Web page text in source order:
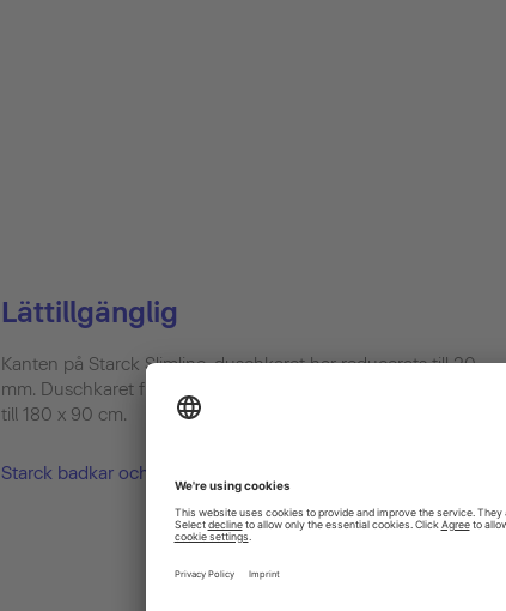
Lättillgänglig
Kanten på Starck Slimline-duschkaret har reducerats till 20
mm. Duschkaret finns tillgängligt i storlekar från 80 x 80 cm
till 180 x 90 cm.
Starck badkar och duschkar